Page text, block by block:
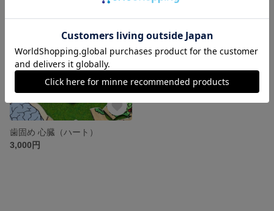
歯固め 心臓（ハート）
3,000円